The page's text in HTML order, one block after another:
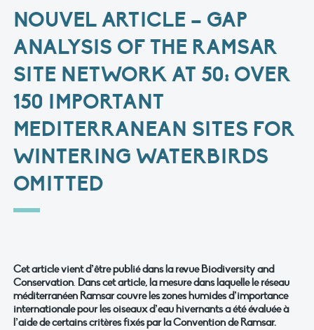
NOUVEL ARTICLE – GAP
ANALYSIS OF THE RAMSAR
SITE NETWORK AT 50: OVER
150 IMPORTANT
MEDITERRANEAN SITES FOR
WINTERING WATERBIRDS
OMITTED
Cet article vient d’être publié dans la revue Biodiversity and
Conservation. Dans cet article, la mesure dans laquelle le réseau
méditerranéen Ramsar couvre les zones humides d’importance
internationale pour les oiseaux d’eau hivernants a été évaluée à
l’aide de certains critères fixés par la Convention de Ramsar.